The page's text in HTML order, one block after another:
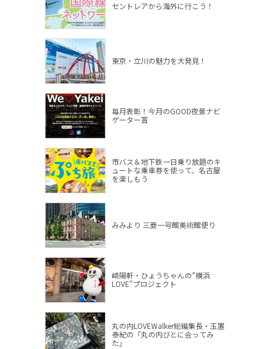
セントレアから海外に行こう！
東京・立川の魅力を大発見！
毎月表彰！今月のGOOD夜景ナビ
ゲーター賞
市バス＆地下鉄一日乗り放題のキ
ュートな乗車券を使って、名古屋
を楽しもう
みみより 三菱一号館美術館便り
崎陽軒・ひょうちゃんの”横浜
LOVE”プロジェクト
丸の内LOVEWalker総編集長・玉置
泰紀の「丸の内びとに会ってみ
た」